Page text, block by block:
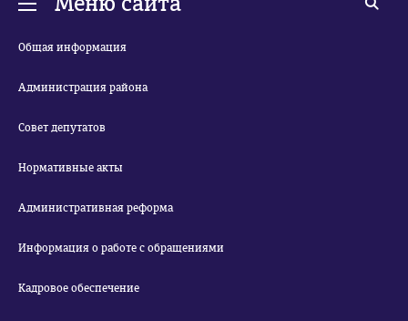
Общая информация
Администрация района
Совет депутатов
Нормативные акты
Административная реформа
Информация о работе с обращениями
Кадровое обеспечение